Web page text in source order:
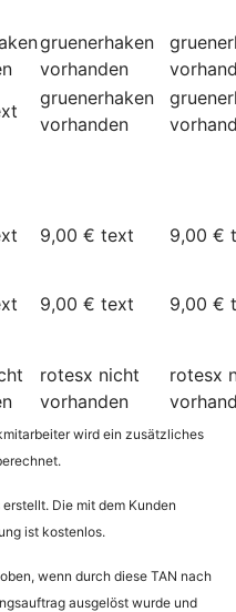
gruenerhaken
vorhanden
gruenerhaken
vorhanden
9,00 € text 9,00 €
9,00 € text 9,00 €
rotesx nicht
vorhanden
rotesx
wird ein zusätzliches
Die mit dem Kunden
ist kostenlos.
wenn durch diese TAN nach
ausgelöst wurde und